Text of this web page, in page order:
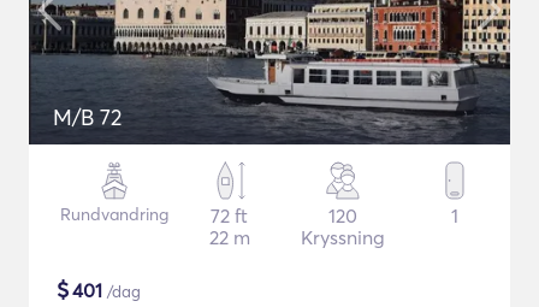
M/B 72
Rundvandring
72 ft
22 m
120
Kryssning
1
$401 /dag